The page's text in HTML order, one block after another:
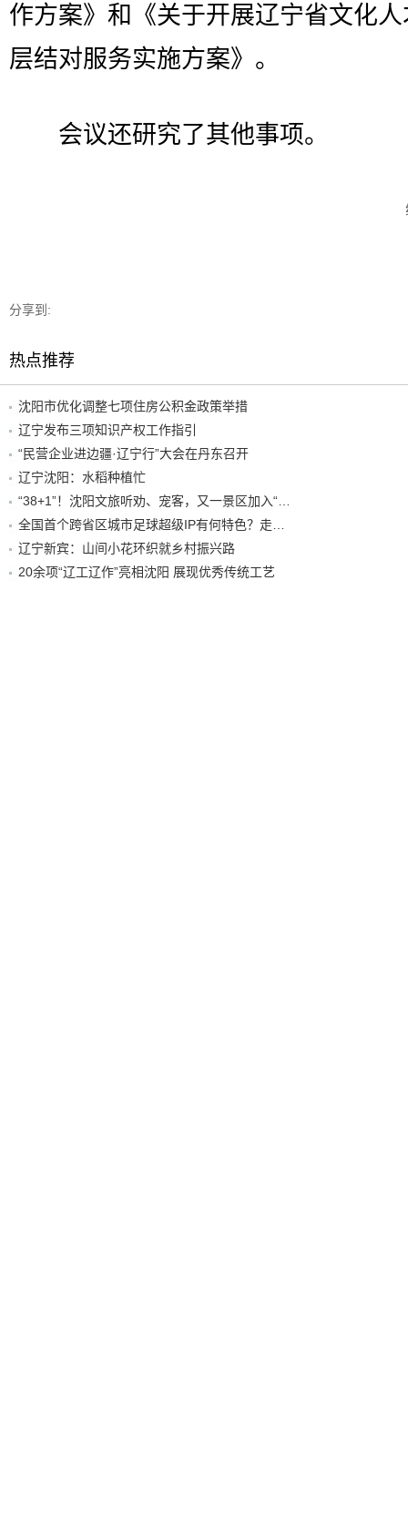
作方案》和《关于开展辽宁省文化
层结对服务实施方案》。
会议还研究了其他事项。
分享到:
热点推荐
沈阳市优化调整七项住房公积金政策举措
辽宁发布三项知识产权工作指引
“民营企业进边疆·辽宁行”大会在丹东召开
辽宁沈阳：水稻种植忙
辽宁新宾：山间小花环织就乡村振兴路
20余项“辽工辽作”亮相沈阳 展现优秀传统工艺